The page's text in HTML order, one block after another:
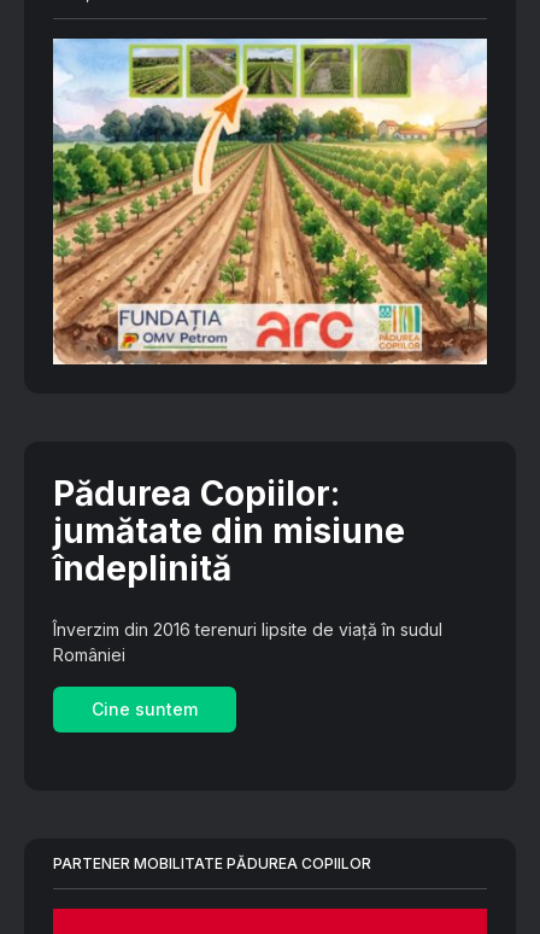
Pădurea Copiilor:
jumătate din misiune
îndeplinită
Înverzim din 2016 terenuri lipsite de viață în sudul
României
Cine suntem
PARTENER MOBILITATE PĂDUREA COPIILOR